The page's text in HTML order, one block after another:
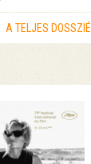
A TELJES DOSSZIÉ